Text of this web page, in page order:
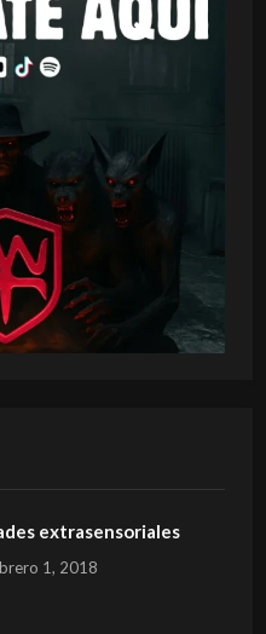
extrasensoriales
1, 2018